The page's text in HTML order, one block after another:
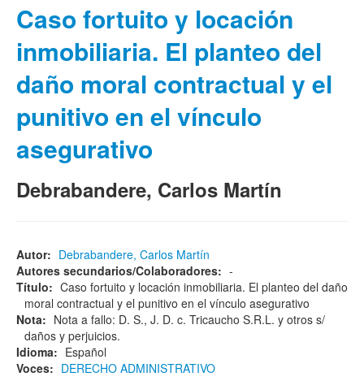
Caso fortuito y locación
inmobiliaria. El planteo del
daño moral contractual y el
punitivo en el vínculo
asegurativo
Debrabandere, Carlos Martín
Autor: Debrabandere, Carlos Martín
Autores secundarios/Colaboradores: -
Título: Caso fortuito y locación inmobiliaria. El planteo del daño
moral contractual y el punitivo en el vínculo asegurativo
Nota: Nota a fallo: D. S., J. D. c. Tricaucho S.R.L. y otros s/
daños y perjuicios.
Idioma: Español
Voces: DERECHO ADMINISTRATIVO